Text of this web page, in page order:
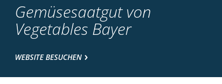
Gemüsesaatgut von
Vegetables Bayer
WEBSITE BESUCHEN